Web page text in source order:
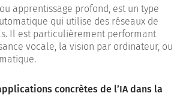
apprentissage profond, est un type
qui utilise des réseaux de
Il est particulièrement performant
vocale, la vision par ordinateur, ou
concrètes de l’IA dans la